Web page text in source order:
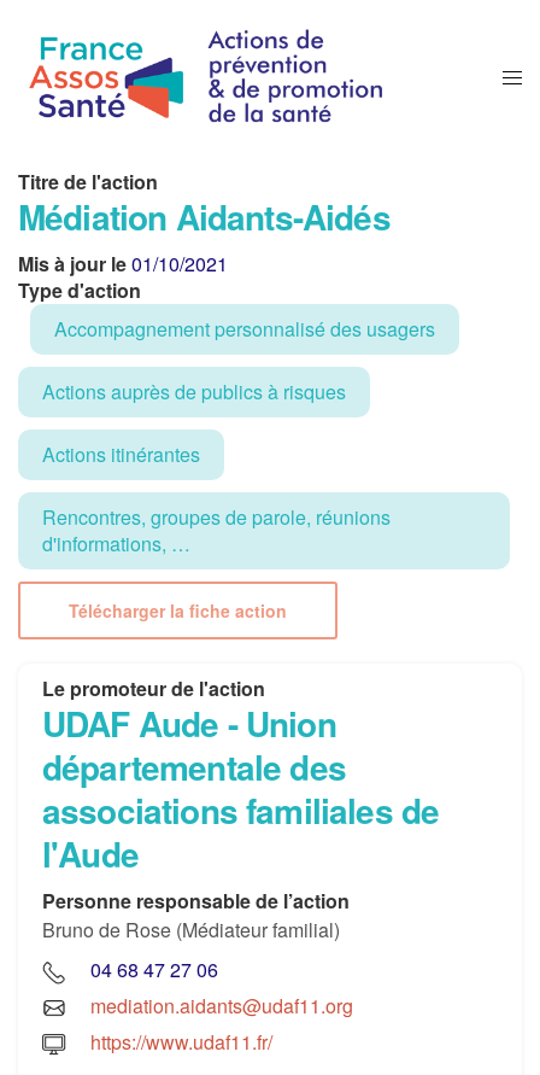
Titre de l'action
Médiation Aidants-Aidés
Mis à jour le01/10/2021
Type d'action
Accompagnement personnalisé des usagers
Actions auprès de publics à risques
Actions itinérantes
Rencontres, groupes de parole, réunions
d'informations, …
Télécharger la fiche action
Le promoteur de l'action
UDAF Aude - Union
départementale des
associations familiales de
l'Aude
Personne responsable de l’action
Bruno de Rose (Médiateur familial)
04 68 47 27 06
mediation.aidants@udaf11.org
https://www.udaf11.fr/